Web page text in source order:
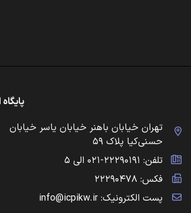
تهران خیابان باهنر خیابان یاسر خیابان
حسنی‌کیا پلاک ۵۹
تلفن: ۲۲۲۹۰۱۹۱-۰۲۱ الی ۵
فکس: ۲۲۲۹۰۴۷۸
پست الکترونیک: info@icpikw.ir